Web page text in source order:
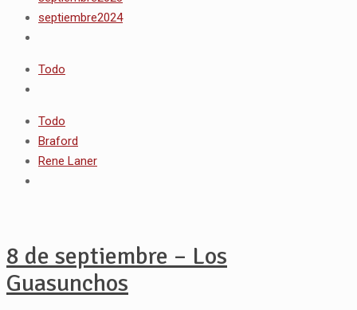
septiembre2024
Todo
Todo
Braford
Rene Laner
8 de septiembre – Los
Guasunchos